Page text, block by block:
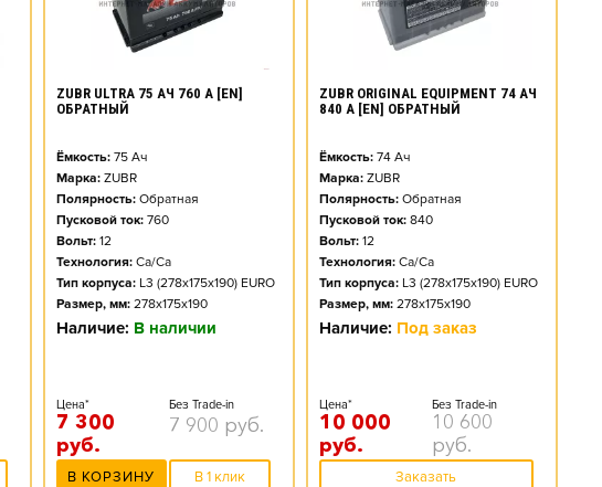
ZUBR ULTRA 75 АЧ 760 А [EN]
ОБРАТНЫЙ
Ёмкость: 75Ач
Марка: ZUBR
Полярность: Обратная
Пусковой ток: 760
Вольт: 12
Технология: Ca/Ca
Тип корпуса: L3 (278x175x190) EURO
Размер, мм: 278x175x190
Наличие: В наличии
Цена*
7 300
руб.
Без Trade-in
7 900 руб.
В КОРЗИНУ В 1 клик
ZUBR ORIGINAL EQUIPMENT 74 АЧ
840 А [EN] ОБРАТНЫЙ
Ёмкость: 74Ач
Марка: ZUBR
Полярность: Обратная
Пусковой ток: 840
Вольт: 12
Технология: Ca/Ca
Тип корпуса: L3 (278x175x190) EURO
Размер, мм: 278x175x190
Наличие: Под заказ
Цена*
10 000
руб.
Без Trade-in
10 600
руб.
Заказать